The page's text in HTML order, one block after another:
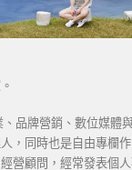
品牌營銷、數位媒體
，同時也是自由專欄
營顧問，經常發表個